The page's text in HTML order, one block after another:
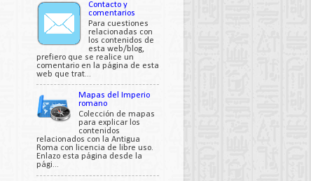
Contacto y
comentarios
Para cuestiones
relacionadas con
los contenidos de
esta web/blog,
prefiero que se realice un
comentario en la página de esta
web que trat...
Mapas del Imperio
romano
Colección de mapas
para explicar los
contenidos
relacionados con la Antigua
Roma con licencia de libre uso.
Enlazo esta página desde la
pági...